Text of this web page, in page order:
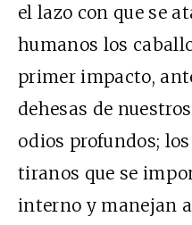
el lazo con que se
humanos los
primer impacto,
dehesas de
odios profundos;
tiranos que se
interno y manejan